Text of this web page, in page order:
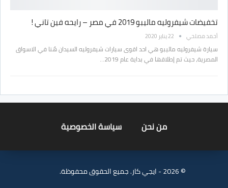
تخفيضات شيفروليه ماليبو 2019 في مصر – رايحه فين تاني !
أحمد مصلحي 22 يناير 2020
سيارة شيفروليه ماليبو هي احد اقوى سيارات شيفروليه السيدان هُنا في الاسواق
المصرية، حيث تم إطلاقها في بداية عام 2019…
من نحن سياسة الخصوصية
© 2026 - ايجي كار. جميع الحقوق محفوظة.